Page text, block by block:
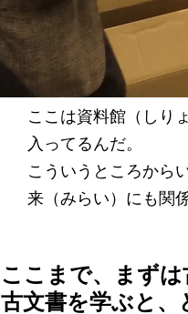
ここは資料館（しり
入ってるんだ。
こういうところから
来（みらい）にも関
ここまで、まずは
古文書を学ぶと、